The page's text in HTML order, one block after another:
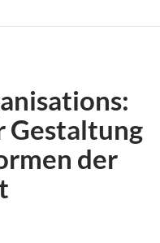
Gestaltung
der